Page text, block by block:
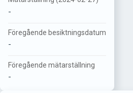
-
Föregående besiktningsdatum
-
Föregående mätarställning
-